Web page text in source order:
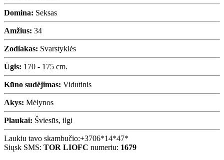
Domina: Seksas
Amžius: 34
Zodiakas: Svarstyklės
Ūgis: 170 - 175 cm.
Kūno sudėjimas: Vidutinis
Akys: Mėlynos
Plaukai: Šviesūs, ilgi
Laukiu tavo skambučio:+3706*14*47*
Siųsk SMS: TOR LIOFC numeriu: 1679